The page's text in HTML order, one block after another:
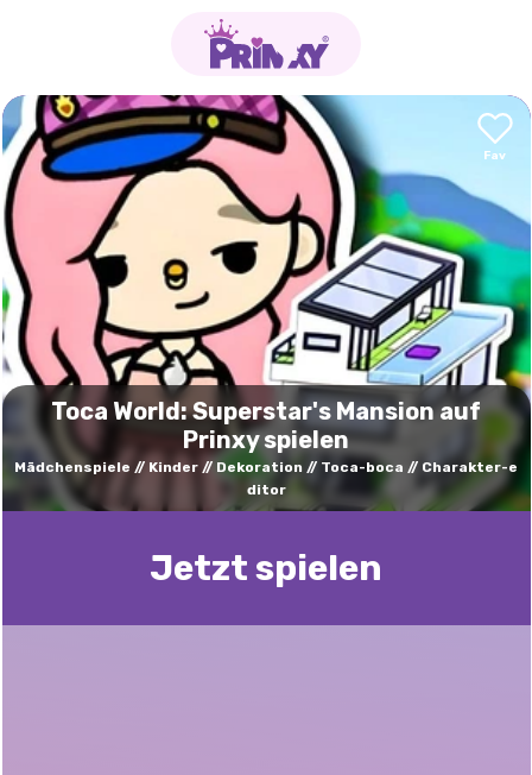
Toca World: Superstar's Mansion auf
Prinxy spielen
Mädchenspiele Kinder Dekoration Toca-boca
Charakter-e
ditor
Jetzt spielen